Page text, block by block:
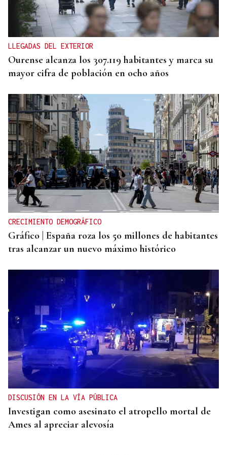
LLEGADAS DEL EXTERIOR
Ourense alcanza los 307.119 habitantes y marca su
mayor cifra de población en ocho años
CRECIMIENTO DEMOGRÁFICO
Gráfico | España roza los 50 millones de habitantes
tras alcanzar un nuevo máximo histórico
DISCUSIÓN EN LA VÍA PÚBLICA
Investigan como asesinato el atropello mortal de
Ames al apreciar alevosía